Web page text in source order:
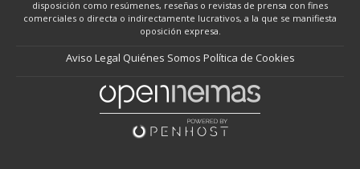
disposición como resúmenes, reseñas o revistas de prensa con fines
comerciales o directa o indirectamente lucrativos, a la que se manifiesta
oposición expresa.
Aviso Legal Quiénes Somos Política de Cookies